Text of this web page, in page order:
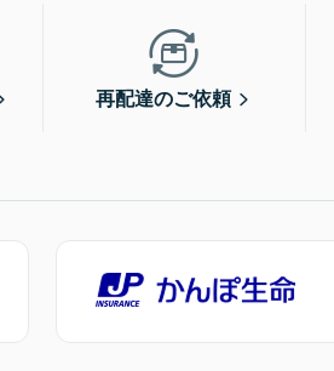
再配達のご依頼